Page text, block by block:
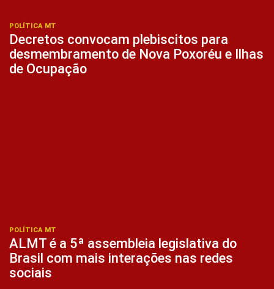
POLÍTICA MT
Decretos convocam plebiscitos para
desmembramento de Nova Poxoréu e Ilhas
de Ocupação
POLÍTICA MT
ALMT é a 5ª assembleia legislativa do
Brasil com mais interações nas redes
sociais